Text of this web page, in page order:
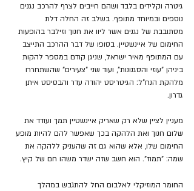
גיטרה וקלידים בלבד ושהם חייבים לצרף להרכב נגנים
נוספים ובמיוחד מתופף. בשלב זה החלה דלת
מסתובבת של נגנים אשר ליוו את חנוך וזילבר בהופעות
החימום של איינשטיין. בסופו של דבר ההרכב התייצב
עם המתופף מאיר ישראל, שניגן קודם במספר להקות
ביניהן "עוזי והסגנונות", ועוד שני "צעירים" שהשתחררו
מלהקת הנח"ל: הגיטריסט יהודה עדר והבסיסט איתן
גדרון.
מעניין לציין שלא רק שאריק איינשטיין תמך ועודד את
שלום חנוך ואת הלהקה בכך שאפשר להם להיות מופע
החימום שלו, אלא שהוא גם זה שהעניק ללהקה את
שמה: "תמוז". הוא חשב שזה ישדר משהו חם של קיץ.
החומר המוזיקלי לאלבום החל להתגבש במהלך